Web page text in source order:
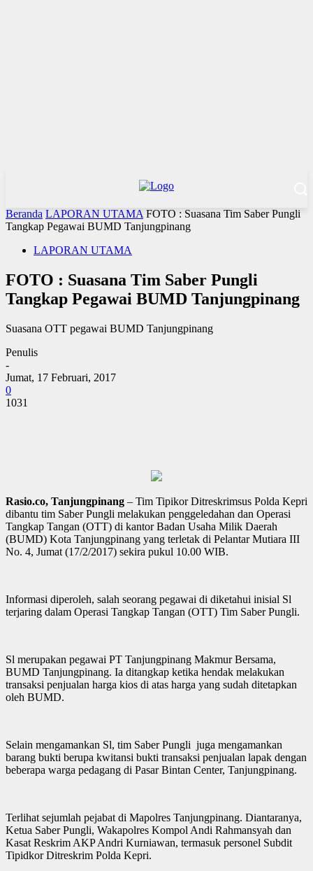
Beranda LAPORAN UTAMA FOTO : Suasana Tim Saber Pungli
Tangkap Pegawai BUMD Tanjungpinang
LAPORAN UTAMA
FOTO : Suasana Tim Saber Pungli
Tangkap Pegawai BUMD Tanjungpinang
Suasana OTT pegawai BUMD Tanjungpinang
Penulis
-
Jumat, 17 Februari, 2017
0
1031
Rasio.co, Tanjungpinang – Tim Tipikor Ditreskrimsus Polda Kepri
dibantu tim Saber Pungli melakukan penggeledahan dan Operasi
Tangkap Tangan (OTT) di kantor Badan Usaha Milik Daerah
(BUMD) Kota Tanjungpinang yang terletak di Pelantar Mutiara III
No. 4, Jumat (17/2/2017) sekira pukul 10.00 WIB.
Informasi diperoleh, salah seorang pegawai di diketahui inisial Sl
terjaring dalam Operasi Tangkap Tangan (OTT) Tim Saber Pungli.
Sl merupakan pegawai PT Tanjungpinang Makmur Bersama,
BUMD Tanjungpinang. Ia ditangkap ketika hendak melakukan
transaksi penjualan harga kios di atas harga yang sudah ditetapkan
oleh BUMD.
Selain mengamankan Sl, tim Saber Pungli juga mengamankan
barang bukti berupa kwitansi bukti transaksi penjualan lapak dengan
beberapa warga pedagang di Pasar Bintan Center, Tanjungpinang.
Terlihat sejumlah pejabat di Mapolres Tanjungpinang. Diantaranya,
Ketua Saber Pungli, Wakapolres Kompol Andi Rahmansyah dan
Kasat Reskrim AKP Andri Kurniawan, termasuk personel Subdit
Tipidkor Ditreskrim Polda Kepri.